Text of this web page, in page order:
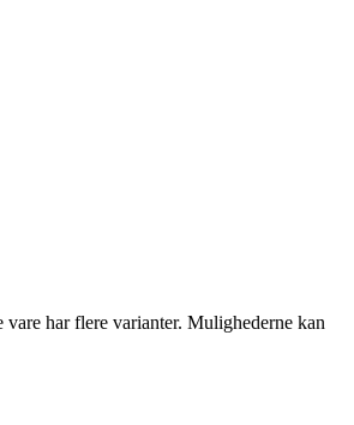
vare har flere varianter. Mulighederne kan